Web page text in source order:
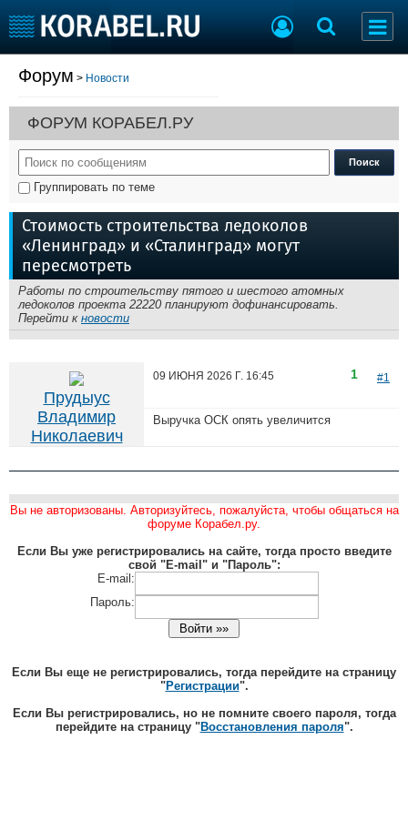
Судостроение
Пульс
Новости
Компании
Репутация
Работа
Крюинг
Журнал
Реклама
Доска объявлений
Продажа флота
Оборудование
Изделия
Услуги
Конференции
Выставки и семинары
Словарь
Флот
Галерея флота
Отзывы
Форум > Новости
ФОРУМ КОРАБЕЛ.РУ
Группировать по теме
Стоимость строительства ледоколов
«Ленинград» и «Сталинград» могут
пересмотреть
Работы по строительству пятого и шестого атомных
ледоколов проекта 22220 планируют дофинансировать.
Перейти к новости
Прудыус
Владимир
Николаевич
09 ИЮНЯ 2026 Г. 16:45 #1
1
Выручка ОСК опять увеличится
Вы не авторизованы. Авторизуйтесь, пожалуйста, чтобы общаться на
форуме Корабел.ру.
Если Вы уже регистрировались на сайте, тогда просто введите
свой "E-mail" и "Пароль":
E-mail:
Пароль:
Если Вы еще не регистрировались, тогда перейдите на страницу
"Регистрации".
Если Вы регистрировались, но не помните своего пароля, тогда
перейдите на страницу "Восстановления пароля".